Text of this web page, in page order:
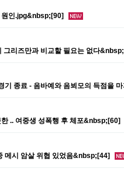
원인.jpg&nbsp;[90]
그리즈만과 비교할 필요는 없다
기 종료 - 음바예와 음뵈모의 득점을
.. 여중생 성폭행 후 체포&nbsp;[60]
메시 암살 위협 있었음&nbsp;[44]